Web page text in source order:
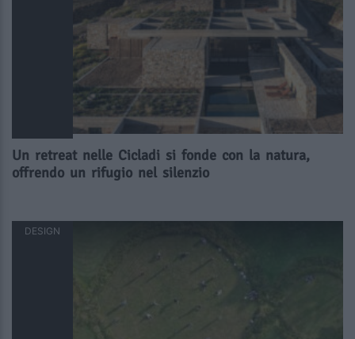
Un retreat nelle Cicladi si fonde con la natura,
offrendo un rifugio nel silenzio
DESIGN